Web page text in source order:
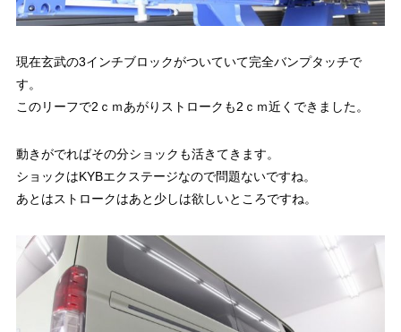
現在玄武の3インチブロックがついていて完全バンプタッチで
す。
このリーフで2ｃｍあがりストロークも2ｃｍ近くできました。
動きがでればその分ショックも活きてきます。
ショックはKYBエクステージなので問題ないですね。
あとはストロークはあと少しは欲しいところですね。